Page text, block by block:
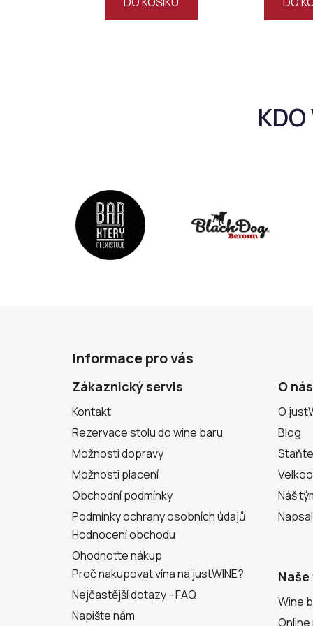
Informace pro vás
Zákaznický servis
Kontakt
Rezervace stolu do wine baru
Možnosti dopravy
Možnosti placení
Obchodní podmínky
Podmínky ochrany osobních údajů
Hodnocení obchodu
Ohodnoťte nákup
Proč nakupovat vína na justWINE?
Nejčastější dotazy - FAQ
Napište nám
O nás
O
Blog
Náš
Wine